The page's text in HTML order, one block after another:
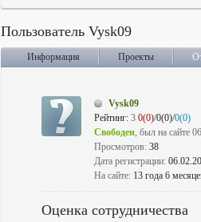
Пользователь Vysk09
Информация Проекты
Vysk09
Рейтинг: 3 0(0)/0(0)/0(0)
Свободен, был на сайте
Просмотров: 38
Дата регистрации:
На сайте: 13 года 6
Оценка сотрудничества